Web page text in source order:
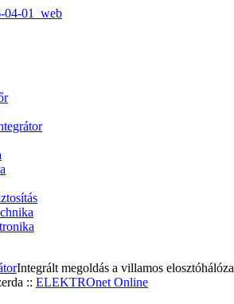
Integrált megoldás a villamos
:: ELEKTROnet Online